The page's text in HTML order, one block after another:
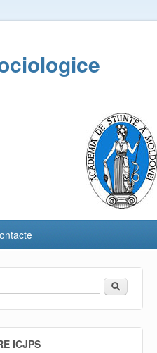
de căutare
Căutare
ICJPS